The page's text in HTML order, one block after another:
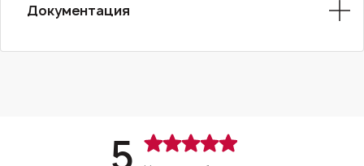
Документация
5